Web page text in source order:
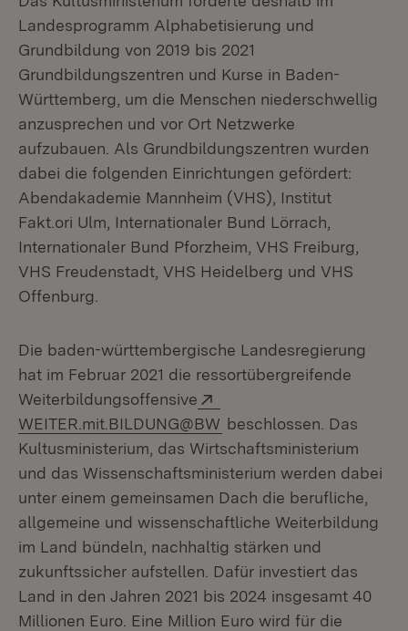
Landesprogramm Alphabetisierung und
Grundbildung von 2019 bis 2021
Grundbildungszentren und Kurse in Baden-
Württemberg, um die Menschen niederschwellig
anzusprechen und vor Ort Netzwerke
aufzubauen. Als Grundbildungszentren wurden
dabei die folgenden Einrichtungen gefördert:
Abendakademie Mannheim (VHS), Institut
Fakt.ori Ulm, Internationaler Bund Lörrach,
Internationaler Bund Pforzheim, VHS Freiburg,
VHS Freudenstadt, VHS Heidelberg und VHS
Offenburg.
Die baden-württembergische Landesregierung
hat im Februar 2021 die ressortübergreifende
Weiterbildungsoffensive
WEITER.mit.BILDUNG@BW (Öffnet in neuem
beschlossen. Das
Kultusministerium, das Wirtschaftsministerium
und das Wissenschaftsministerium werden dabei
unter einem gemeinsamen Dach die berufliche,
allgemeine und wissenschaftliche Weiterbildung
im Land bündeln, nachhaltig stärken und
zukunftssicher aufstellen. Dafür investiert das
Land in den Jahren 2021 bis 2024 insgesamt 40
Millionen Euro. Eine Million Euro wird für die